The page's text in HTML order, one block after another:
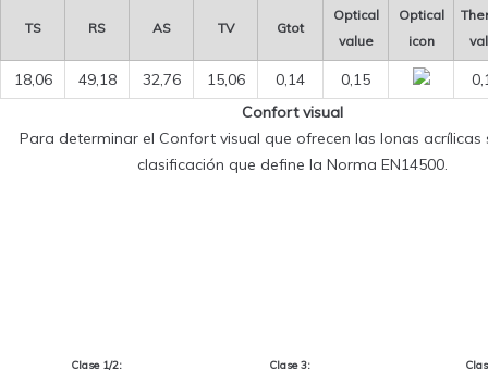
TS RS AS TV Gtot
Optical
value
Optical
icon
18,06 49,18 32,76 15,06 0,14 0,15
Confort visual
Para determinar el Confort visual que ofrecen las lonas acrílicas
clasificación que define la Norma EN14500.
Clase 1/2:
Clase 3: